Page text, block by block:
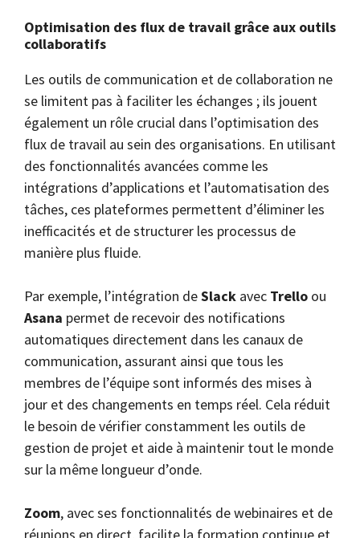
Optimisation des flux de travail grâce aux outils
collaboratifs
Les outils de communication et de collaboration ne
se limitent pas à faciliter les échanges ; ils jouent
également un rôle crucial dans l’optimisation des
flux de travail au sein des organisations. En utilisant
des fonctionnalités avancées comme les
intégrations d’applications et l’automatisation des
tâches, ces plateformes permettent d’éliminer les
inefficacités et de structurer les processus de
manière plus fluide.
Par exemple, l’intégration deSlack avec Trello ou
Asana permet de recevoir des notifications
automatiques directement dans les canaux de
communication, assurant ainsi que tous les
membres de l’équipe sont informés des mises à
jour et des changements en temps réel. Cela réduit
le besoin de vérifier constamment les outils de
gestion de projet et aide à maintenir tout le monde
sur la même longueur d’onde.
Zoom, avec ses fonctionnalités de webinaires et de
réunions en direct, facilite la formation continue et